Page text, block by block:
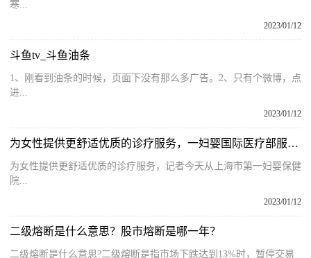
寒...
2023/01/12
斗鱼tv_斗鱼油条
1、刚看到油条的时候，页面下没有那么多广告。2、只有个微博，点
进...
2023/01/12
为女性提供更舒适优质的诊疗服务，一妇婴国际医疗部服务即日起覆盖东西两院区
为女性提供更舒适优质的诊疗服务，记者今天从上海市第一妇婴保健
院...
2023/01/12
二级熔断是什么意思？股市熔断是哪一年？
二级熔断是什么意思?二级熔断是指市场下跌达到13%时，暂停交易